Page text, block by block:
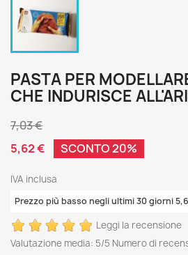
PASTA PER
CHE INDURISCE
7,03 €
5,62 €
SCONTO 20%
IVA inclusa
Prezzo più basso negli ultimi 30 giorni
Leggi la recensione
Valutazione media: 5/5 Numero di